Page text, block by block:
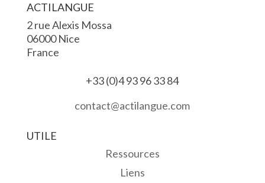
ACTILANGUE
2 rue Alexis Mossa
06000 Nice
France
+33 (0)4 93 96 33 84
contact@actilangue.com
UTILE
Ressources
Liens